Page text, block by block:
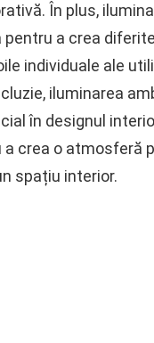
În plus,
pentru a crea
individuale ale
iluminarea
în designul
crea o atmosferă
spațiu interior.